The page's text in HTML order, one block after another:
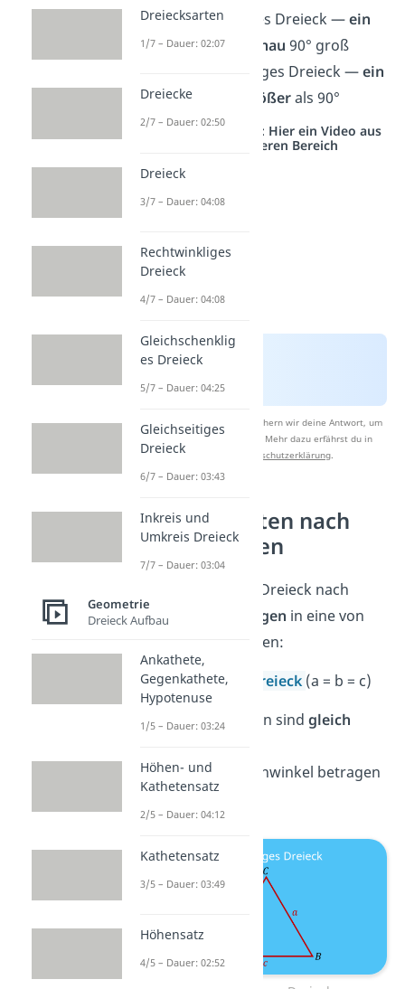
rechtwinkliges Dreieck —ein
Winkelist genau 90° groß
stumpfwinkliges Dreieck —ein
Winkel
größerals 90°
Studyflix vernetzt: Hier ein Video aus
einem anderen Bereich
Nach Beantwortung speichern wir deine Antwort, um
Studyflix zu verbessern. Mehr dazu erfährst du in
Datenschutzerklärung.
Dreiecksarten nach
Seitenlängen
Du kannst jedes Dreieck nach
seinen
Seitenlängen in eine von
einteilen:
Gleichseitiges Dreieck (a = b = c)
Alle drei Seiten sind gleich
Alle drei Innenwinkel betragen
genau60°
Dreiecksarten
1/7 – Dauer: 02:07
Dreiecke
2/7 – Dauer: 02:50
Dreieck
3/7 – Dauer: 04:08
Rechtwinkliges
Dreieck
4/7 – Dauer: 04:08
Gleichschenklig
es Dreieck
5/7 – Dauer: 04:25
Gleichseitiges
Dreieck
6/7 – Dauer: 03:43
Inkreis und
Umkreis Dreieck
7/7 – Dauer: 03:04
Geometrie
Dreieck Aufbau
Ankathete,
Gegenkathete,
Hypotenuse
1/5 – Dauer: 03:24
Höhen- und
Kathetensatz
2/5 – Dauer: 04:12
Kathetensatz
3/5 – Dauer: 03:49
Höhensatz
4/5 – Dauer: 02:52